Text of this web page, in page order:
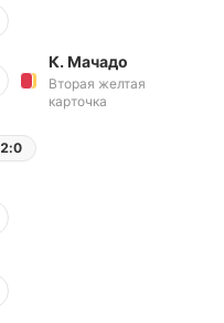
К. Мачадо
Вторая желтая
карточка
2:0